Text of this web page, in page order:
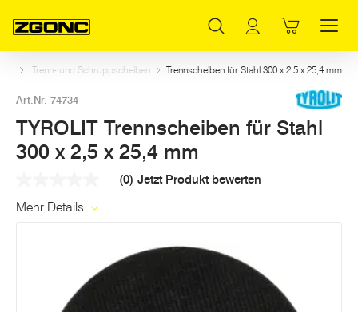
Trenn- und Schruppscheiben Trennscheiben für Stahl 300 x 2,5 x 25,4 mm
Art.Nr. 74734
TYROLIT Trennscheiben für Stahl
300 x 2,5 x 25,4 mm
Link
(0) Jetzt Produkt bewerten
Mehr Details